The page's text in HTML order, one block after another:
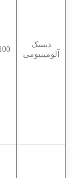
دیسک
آلومینیومی